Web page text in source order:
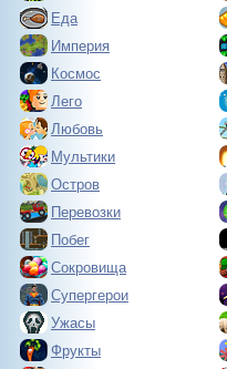
Еда
Империя
Космос
Лего
Любовь
Мультики
Остров
Перевозки
Побег
Сокровища
Супергерои
Ужасы
Фрукты